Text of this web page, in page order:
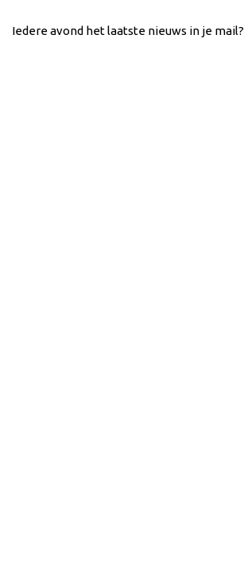
Iedere avond het laatste nieuws in je mail?